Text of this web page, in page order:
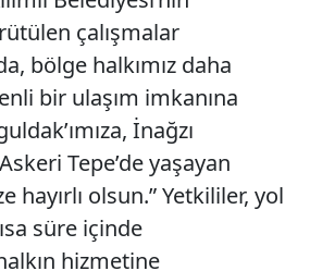
çalışmalar
bölge halkımız daha
bir ulaşım imkanına
İnağzı
Tepe’de yaşayan
hayırlı olsun.” Yetkililer, yol
süre içinde
hizmetine